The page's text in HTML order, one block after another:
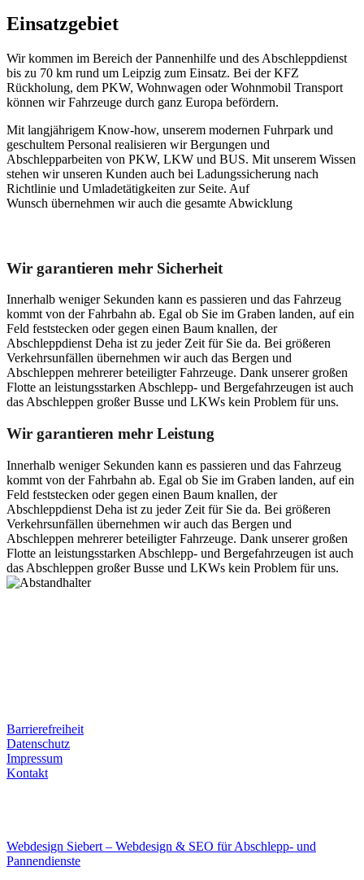
Einsatzgebiet
Wir kommen im Bereich der Pannenhilfe und des Abschleppdienst
bis zu 70 km rund um Leipzig zum Einsatz. Bei der KFZ
Rückholung, dem PKW, Wohnwagen oder Wohnmobil Transport
können wir Fahrzeuge durch ganz Europa befördern.
Mit langjährigem Know-how, unserem modernen Fuhrpark und
geschultem Personal realisieren wir Bergungen und
Abschlepparbeiten von PKW, LKW und BUS. Mit unserem Wissen
stehen wir unseren Kunden auch bei Ladungssicherung nach
Richtlinie und Umladetätigkeiten zur Seite. Auf
Wunsch übernehmen wir auch die gesamte Abwicklung
Wir garantieren mehr Sicherheit
Innerhalb weniger Sekunden kann es passieren und das Fahrzeug
kommt von der Fahrbahn ab. Egal ob Sie im Graben landen, auf ein
Feld feststecken oder gegen einen Baum knallen, der
Abschleppdienst Deha ist zu jeder Zeit für Sie da. Bei größeren
Verkehrsunfällen übernehmen wir auch das Bergen und
Abschleppen mehrerer beteiligter Fahrzeuge. Dank unserer großen
Flotte an leistungsstarken Abschlepp- und Bergefahrzeugen ist auch
das Abschleppen großer Busse und LKWs kein Problem für uns.
Wir garantieren mehr Leistung
Innerhalb weniger Sekunden kann es passieren und das Fahrzeug
kommt von der Fahrbahn ab. Egal ob Sie im Graben landen, auf ein
Feld feststecken oder gegen einen Baum knallen, der
Abschleppdienst Deha ist zu jeder Zeit für Sie da. Bei größeren
Verkehrsunfällen übernehmen wir auch das Bergen und
Abschleppen mehrerer beteiligter Fahrzeuge. Dank unserer großen
Flotte an leistungsstarken Abschlepp- und Bergefahrzeugen ist auch
das Abschleppen großer Busse und LKWs kein Problem für uns.
Barrierefreiheit
Datenschutz
Impressum
Kontakt
Webdesign Siebert – Webdesign & SEO für Abschlepp- und
Pannendienste